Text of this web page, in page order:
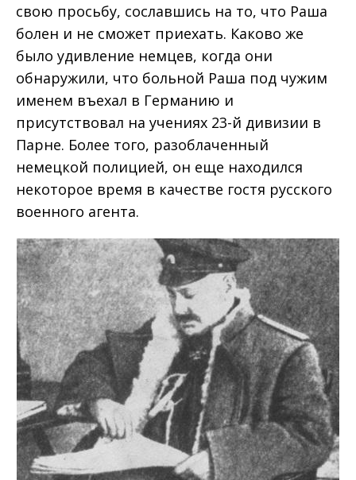
свою просьбу, сославшись на то, что Раша
болен и не сможет приехать. Каково же
было удивление немцев, когда они
обнаружили, что больной Раша под чужим
именем въехал в Германию и
присутствовал на учениях 23-й дивизии в
Парне. Более того, разоблаченный
немецкой полицией, он еще находился
некоторое время в качестве гостя русского
военного агента.